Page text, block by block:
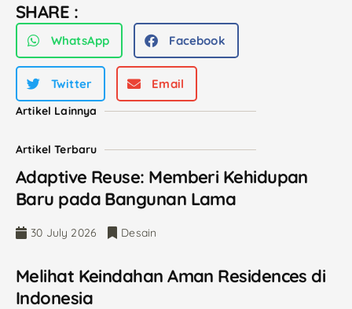
SHARE :
WhatsApp Facebook
Twitter Email
Artikel Lainnya
Artikel Terbaru
Adaptive Reuse: Memberi Kehidupan
Baru pada Bangunan Lama
30 July 2026 Desain
Melihat Keindahan Aman Residences di
Indonesia